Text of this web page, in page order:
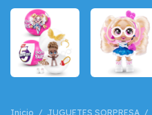
Inicio / JUGUETES SORPRESA /